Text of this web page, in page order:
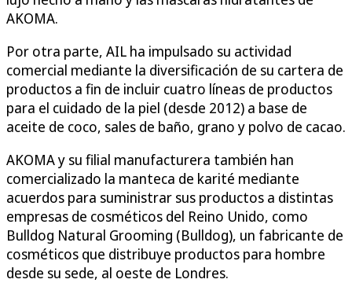
AKOMA.
Por otra parte, AIL ha impulsado su actividad
comercial mediante la diversificación de su cartera de
productos a fin de incluir cuatro líneas de productos
para el cuidado de la piel (desde 2012) a base de
aceite de coco, sales de baño, grano y polvo de cacao.
AKOMA y su filial manufacturera también han
comercializado la manteca de karité mediante
acuerdos para suministrar sus productos a distintas
empresas de cosméticos del Reino Unido, como
Bulldog Natural Grooming (Bulldog), un fabricante de
cosméticos que distribuye productos para hombre
desde su sede, al oeste de Londres.